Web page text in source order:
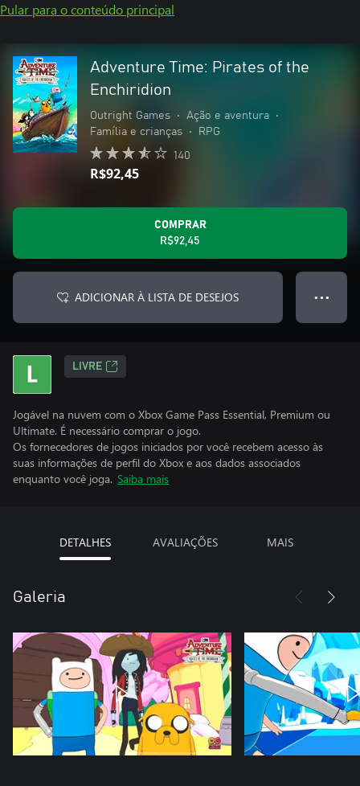
Pular para o conteúdo principal
Adventure Time: Pirates of the
Enchiridion
Outright Games • Ação e aventura
•
Família e crianças
• RPG
140
R$92,45
COMPRAR
R$92,45
ADICIONAR À LISTA DE DESEJOS ● ● ●
LIVRE
Jogável na nuvem com o Xbox Game Pass Essential, Premium ou
Ultimate. É necessário comprar o jogo.
Os fornecedores de jogos iniciados por você recebem acesso às
suas informações de perfil do Xbox e aos dados associados
enquanto você joga. Saiba mais
DETALHES AVALIAÇÕES MAIS
Galeria